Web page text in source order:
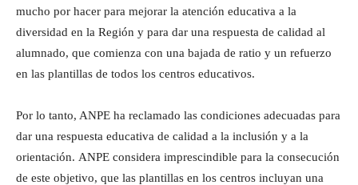
mucho por hacer para mejorar la atención educativa a la
diversidad en la Región y para dar una respuesta de calidad al
alumnado, que comienza con una bajada de ratio y un refuerzo
en las plantillas de todos los centros educativos.
Por lo tanto, ANPE ha reclamado las condiciones adecuadas para
dar una respuesta educativa de calidad a la inclusión y a la
orientación. ANPE considera imprescindible para la consecución
de este objetivo, que las plantillas en los centros incluyan una